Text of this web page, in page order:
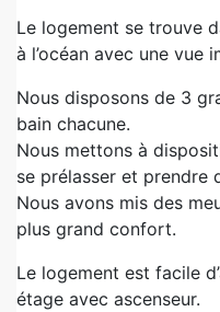
Le logement se trouve
à l’océan avec une vue
Nous disposons de 3
bain chacune.
Nous mettons à
se prélasser et prendre
Nous avons mis des
plus grand confort.
Le logement est facile
étage avec ascenseur.